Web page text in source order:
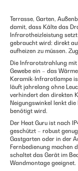
Terrasse, Garten,
damit, dass Kälte das
Infrarotheizleistung
gebraucht wird: direkt
aufheizen zu müssen.
Die Infrarotstrahlung
Gewebe ein – das
Keramik-Infrarotlampe
läuft jahrelang ohne
verhindert den direkten
Neigungswinkel lenkt
benötigt wird.
Der Heat Guru ist nach
geschützt – robust
Gastgarten oder in der
Fernbedienung machen
schaltet das Gerät im
Wandmontage geeignet.